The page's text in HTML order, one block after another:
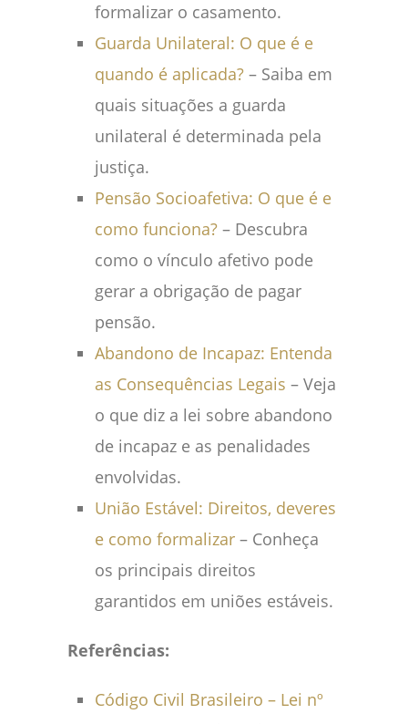
formalizar o casamento.
Guarda Unilateral: O que é e
quando é aplicada? – Saiba em
quais situações a guarda
unilateral é determinada pela
justiça.
Pensão Socioafetiva: O que é e
como funciona? – Descubra
como o vínculo afetivo pode
gerar a obrigação de pagar
pensão.
Abandono de Incapaz: Entenda
as Consequências Legais – Veja
o que diz a lei sobre abandono
de incapaz e as penalidades
envolvidas.
União Estável: Direitos, deveres
e como formalizar – Conheça
os principais direitos
garantidos em uniões estáveis.
Referências:
Código Civil Brasileiro – Lei nº